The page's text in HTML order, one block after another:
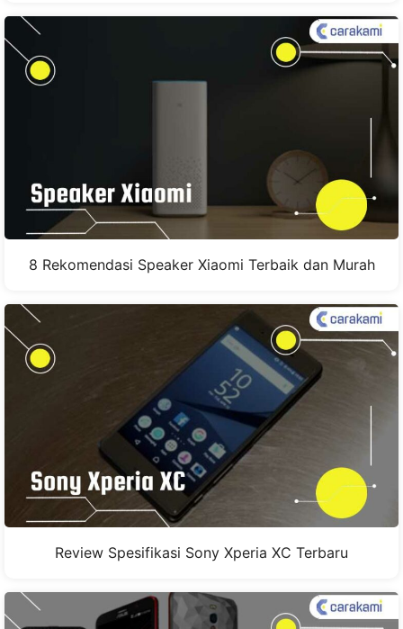
8 Rekomendasi Speaker Xiaomi Terbaik dan Murah
Review Spesifikasi Sony Xperia XC Terbaru